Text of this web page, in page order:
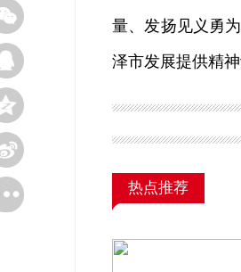
量、发扬见义勇
泽市发展提供精
热点推荐